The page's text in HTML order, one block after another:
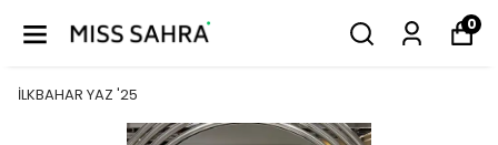
0
İLKBAHAR YAZ '25